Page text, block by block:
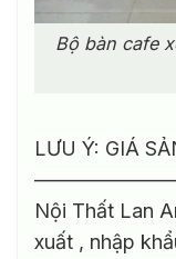
Bộ bàn cafe
LƯU Ý: GIÁ
Nội Thất Lan
xuất , nhập